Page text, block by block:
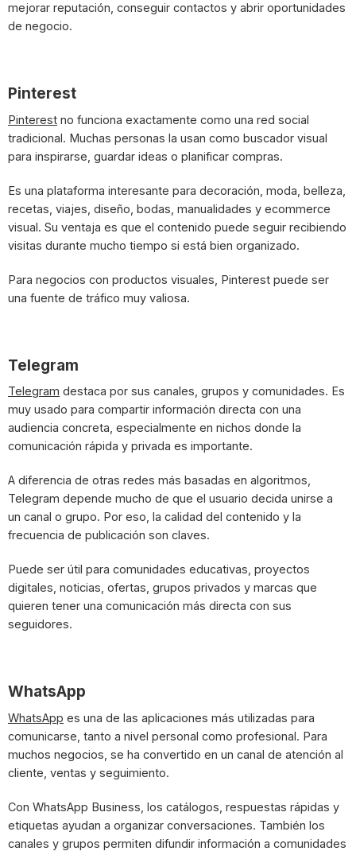
mejorar reputación, conseguir contactos y abrir oportunidades
de negocio.
Pinterest
Pinterest no funciona exactamente como una red social
tradicional. Muchas personas la usan como buscador visual
para inspirarse, guardar ideas o planificar compras.
Es una plataforma interesante para decoración, moda, belleza,
recetas, viajes, diseño, bodas, manualidades y ecommerce
visual. Su ventaja es que el contenido puede seguir recibiendo
visitas durante mucho tiempo si está bien organizado.
Para negocios con productos visuales, Pinterest puede ser
una fuente de tráfico muy valiosa.
Telegram
Telegram destaca por sus canales, grupos y comunidades. Es
muy usado para compartir información directa con una
audiencia concreta, especialmente en nichos donde la
comunicación rápida y privada es importante.
A diferencia de otras redes más basadas en algoritmos,
Telegram depende mucho de que el usuario decida unirse a
un canal o grupo. Por eso, la calidad del contenido y la
frecuencia de publicación son claves.
Puede ser útil para comunidades educativas, proyectos
digitales, noticias, ofertas, grupos privados y marcas que
quieren tener una comunicación más directa con sus
seguidores.
WhatsApp
WhatsApp es una de las aplicaciones más utilizadas para
comunicarse, tanto a nivel personal como profesional. Para
muchos negocios, se ha convertido en un canal de atención al
cliente, ventas y seguimiento.
Con WhatsApp Business, los catálogos, respuestas rápidas y
etiquetas ayudan a organizar conversaciones. También los
canales y grupos permiten difundir información a comunidades